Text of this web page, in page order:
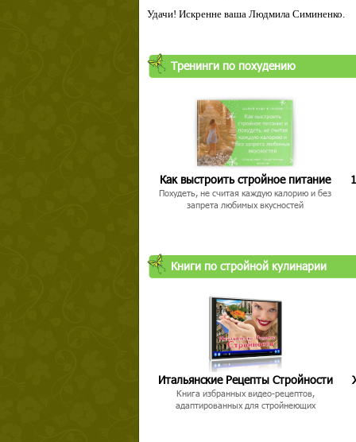
Удачи! Искренне ваша Людмила Симиненко.
Тренинги по похудению
Как выстроить стройное питание
Похудеть, не считая каждую калорию и без
запрета любимых вкусностей
Книги по стройной кулинарии
Итальянские Рецепты Стройности
Книга избранных видео-рецептов,
адаптированных для стройнеющих